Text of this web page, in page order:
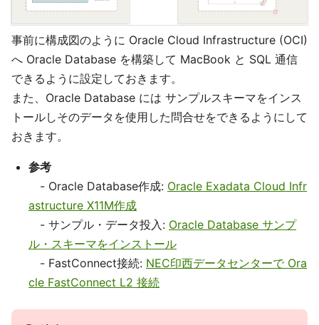
事前に構成図のように Oracle Cloud Infrastructure (OCI)
へ Oracle Database を構築して MacBook と SQL 通信
できるように設定しておきます。
また、Oracle Database には サンプルスキーマをインス
トールしそのデータを使用した問合せをできるようにして
おきます。
参考
- Oracle Database作成: Oracle Exadata Cloud Infr
astructure X11M作成
- サンプル・データ投入: Oracle Database サンプ
ル・スキーマをインストール
- FastConnect接続: NEC印西データセンターで Ora
cle FastConnect L2 接続